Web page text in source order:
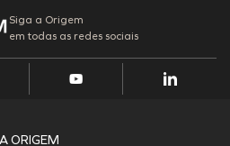
Siga a Origem
em todas as redes sociais
A ORIGEM